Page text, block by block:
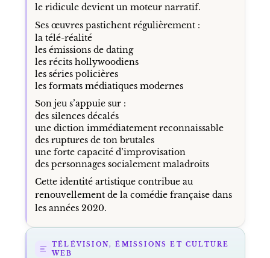
le ridicule devient un moteur narratif.
Ses œuvres pastichent régulièrement :
la télé-réalité
les émissions de dating
les récits hollywoodiens
les séries policières
les formats médiatiques modernes
Son jeu s’appuie sur :
des silences décalés
une diction immédiatement reconnaissable
des ruptures de ton brutales
une forte capacité d’improvisation
des personnages socialement maladroits
Cette identité artistique contribue au
renouvellement de la comédie française dans
les années 2020.
TÉLÉVISION, ÉMISSIONS ET CULTURE
WEB